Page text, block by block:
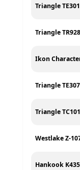
Triangle TE301
Triangle TR928
Ikon
Triangle
Triangle
Westlake Z-
Hankook